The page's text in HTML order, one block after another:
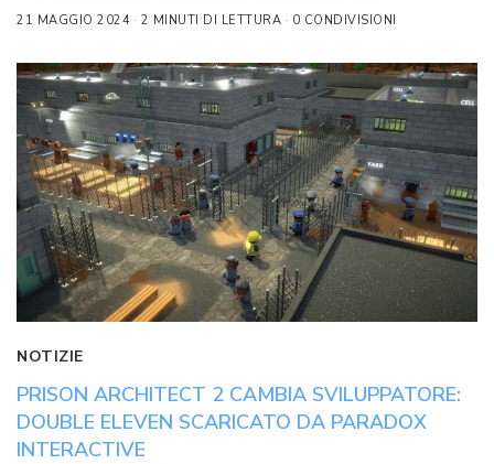
21 MAGGIO 2024 2 MINUTI DI LETTURA 0 CONDIVISIONI
NOTIZIE
PRISON ARCHITECT 2 CAMBIA SVILUPPATORE:
DOUBLE ELEVEN SCARICATO DA PARADOX
INTERACTIVE